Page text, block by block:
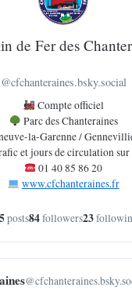
de Fer des
@cfchanteraines.bsky.social
Compte officiel
Parc des Chanteraines
la-Garenne /
et jours de circulation
01 40 85 86 20
www.cfchanteraines.fr
posts84followers23